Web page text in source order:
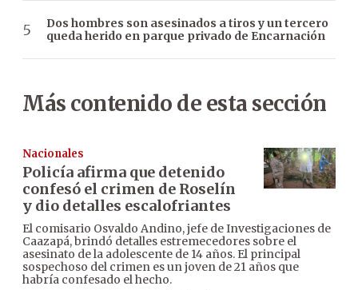
Dos hombres son asesinados a tiros y un tercero
queda herido en parque privado de Encarnación
Más contenido de esta sección
Nacionales
Policía afirma que detenido
confesó el crimen de Roselín
y dio detalles escalofriantes
El comisario Osvaldo Andino, jefe de Investigaciones de
Caazapá, brindó detalles estremecedores sobre el
asesinato de la adolescente de 14 años. El principal
sospechoso del crimen es un joven de 21 años que
habría confesado el hecho.